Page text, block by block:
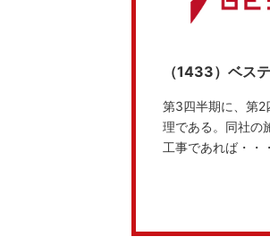
（1433）ベス
第3四半期に、第2
理である。同社の
工事であれば・・・